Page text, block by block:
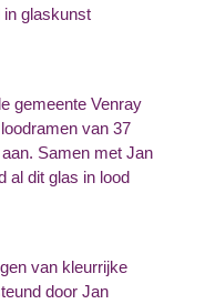
in glaskunst
gemeente Venray
van 37
Samen met Jan
al dit glas in lood
van kleurrijke
door Jan